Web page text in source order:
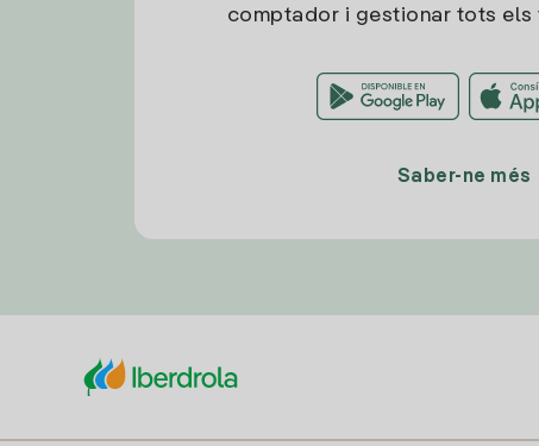
comptador i gestionar tots els
Saber-ne més